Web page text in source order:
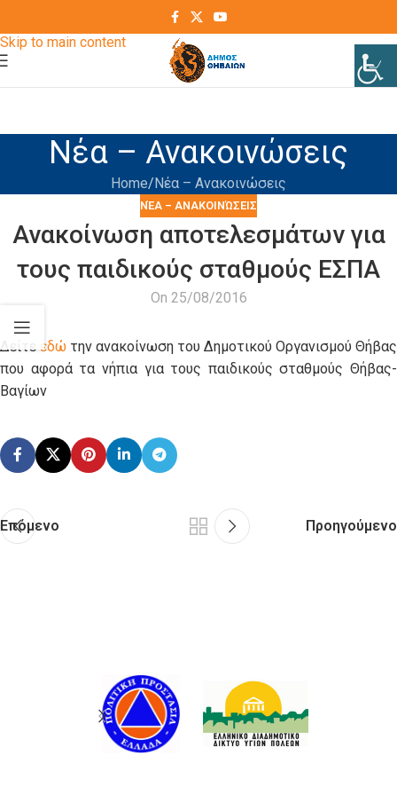
Skip to main content
Νέα – Ανακοινώσεις
Home Νέα – Ανακοινώσεις
ΝΈΑ – ΑΝΑΚΟΙΝΏΣΕΙΣ
Ανακοίνωση αποτελεσμάτων για
τους παιδικούς σταθμούς ΕΣΠΑ
On 25/08/2016
Δείτε εδώ την ανακοίνωση του Δημοτικού Οργανισμού Θήβας
που αφορά τα νήπια για τους παιδικούς σταθμούς Θήβας-
Βαγίων
Επόμενο Προηγούμενο